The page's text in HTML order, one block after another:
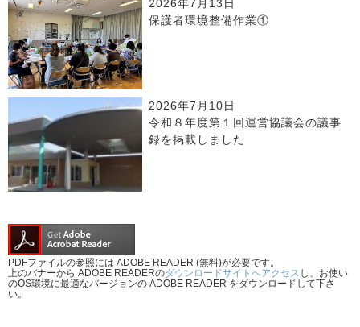
2026年7月13日
保護者環境整備作業①
2026年7月10日
令和８年度第１回運営協議会の議事
録を掲載しました
PDFファイルの参照には ADOBE READER (無料)が必要です。
上のバナーから ADOBE READERのダウンロードサイトへアクセス し、お使い
のOS環境に最適なバージョンの ADOBE READER をダウンロードして下さ
い。